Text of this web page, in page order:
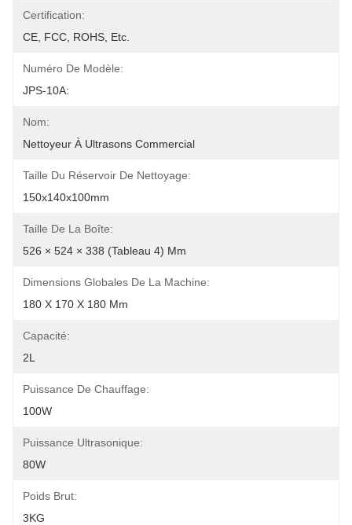
Certification:
CE, FCC, ROHS, Etc.
Numéro De Modèle:
JPS-10A:
Nom:
Nettoyeur À Ultrasons Commercial
Taille Du Réservoir De Nettoyage:
150x140x100mm
Taille De La Boîte:
526 × 524 × 338 (tableau 4) Mm
Dimensions Globales De La Machine:
180 X 170 X 180 Mm
Capacité:
2L
Puissance De Chauffage:
100W
Puissance Ultrasonique:
80W
Poids Brut:
3KG